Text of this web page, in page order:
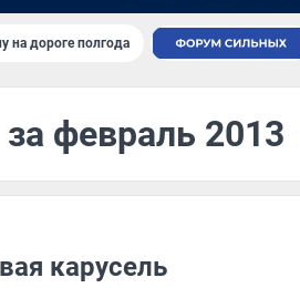
на дороге полгода
февраль 2013
карусель